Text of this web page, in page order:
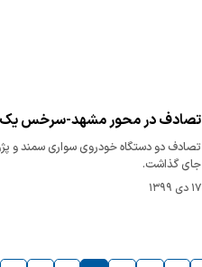
تصادف در محور مشهد-سرخس یک کشته و ۴ مصدوم
جای گذاشت.
۱۷ دی ۱۳۹۹